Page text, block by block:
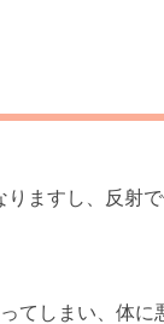
ますし、反
しまい、体